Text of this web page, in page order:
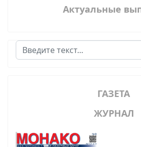
Актуальные
Поиск
ГАЗЕТА
ЖУРНАЛ